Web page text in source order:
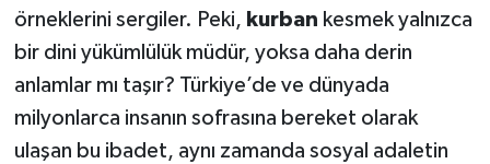
örneklerini sergiler. Peki, kurban kesmek yalnızca
bir dini yükümlülük müdür, yoksa daha derin
anlamlar mı taşır? Türkiye’de ve dünyada
milyonlarca insanın sofrasına bereket olarak
ulaşan bu ibadet, aynı zamanda sosyal adaletin